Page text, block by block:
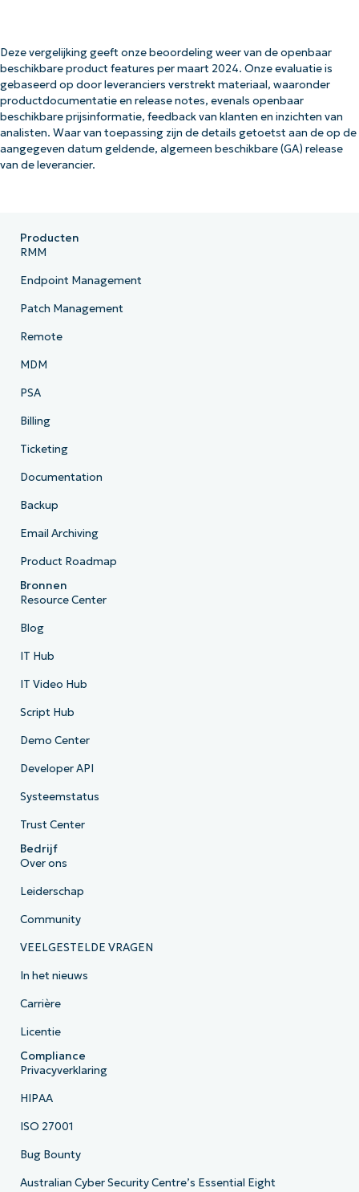
Deze vergelijking geeft onze beoordeling weer van de openbaar
beschikbare product features per maart 2024. Onze evaluatie is
gebaseerd op door leveranciers verstrekt materiaal, waaronder
productdocumentatie en release notes, evenals openbaar
beschikbare prijsinformatie, feedback van klanten en inzichten van
analisten. Waar van toepassing zijn de details getoetst aan de op de
aangegeven datum geldende, algemeen beschikbare (GA) release
van de leverancier.
Producten
RMM
Endpoint Management
Patch Management
Remote
MDM
PSA
Billing
Ticketing
Documentation
Backup
Email Archiving
Product Roadmap
Bronnen
Resource Center
Blog
IT Hub
IT Video Hub
Script Hub
Demo Center
Developer API
Systeemstatus
Trust Center
Bedrijf
Over ons
Leiderschap
Community
VEELGESTELDE VRAGEN
In het nieuws
Carrière
Licentie
Compliance
Privacyverklaring
HIPAA
ISO 27001
Bug Bounty
Australian Cyber Security Centre’s Essential Eight